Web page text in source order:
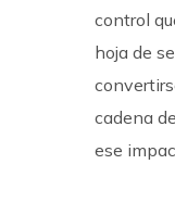
control
hoja de
cadena
ese